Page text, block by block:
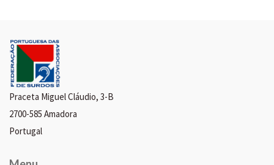
Praceta Miguel Cláudio, 3-B
2700-585 Amadora
Portugal